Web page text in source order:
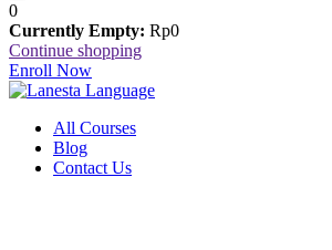
0
Currently Empty: Rp0
Continue shopping
Enroll Now
All Courses
Blog
Contact Us